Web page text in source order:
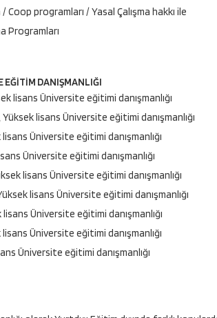
programları / Yasal Çalışma hakkı ile
Programları
EĞİTİM DANIŞMANLIĞI
lisans Üniversite eğitimi danışmanlığı
lisans Üniversite eğitimi danışmanlığı
Üniversite eğitimi danışmanlığı
Üniversite eğitimi danışmanlığı
lisans Üniversite eğitimi danışmanlığı
lisans Üniversite eğitimi danışmanlığı
Üniversite eğitimi danışmanlığı
Üniversite eğitimi danışmanlığı
Üniversite eğitimi danışmanlığı